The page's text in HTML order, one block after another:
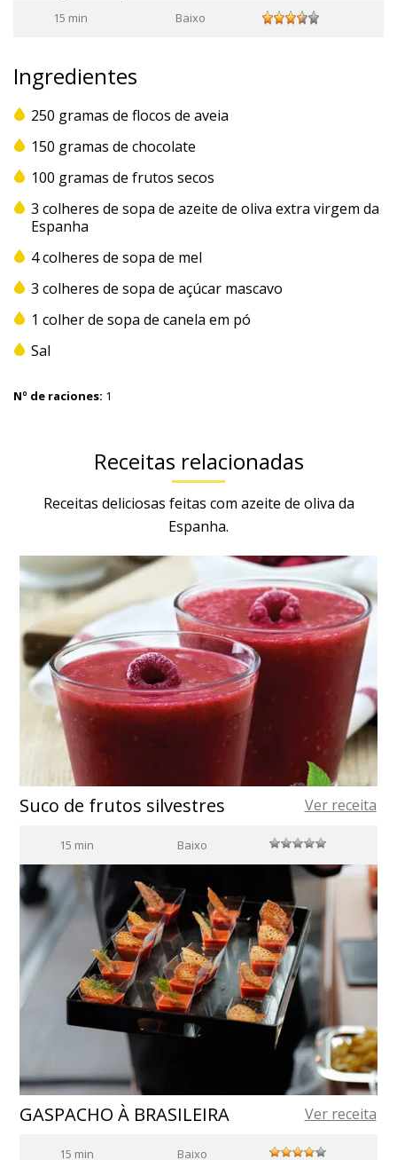
15 min Baixo
Ingredientes
250 gramas de flocos de aveia
150 gramas de chocolate
100 gramas de frutos secos
3 colheres de sopa de azeite de oliva extra virgem da
Espanha
4 colheres de sopa de mel
3 colheres de sopa de açúcar mascavo
1 colher de sopa de canela em pó
Sal
Nº de raciones: 1
Receitas relacionadas
Receitas deliciosas feitas com azeite de oliva da
Espanha.
Suco de frutos silvestres Ver receita
15 min Baixo
GASPACHO À BRASILEIRA Ver receita
15 min Baixo